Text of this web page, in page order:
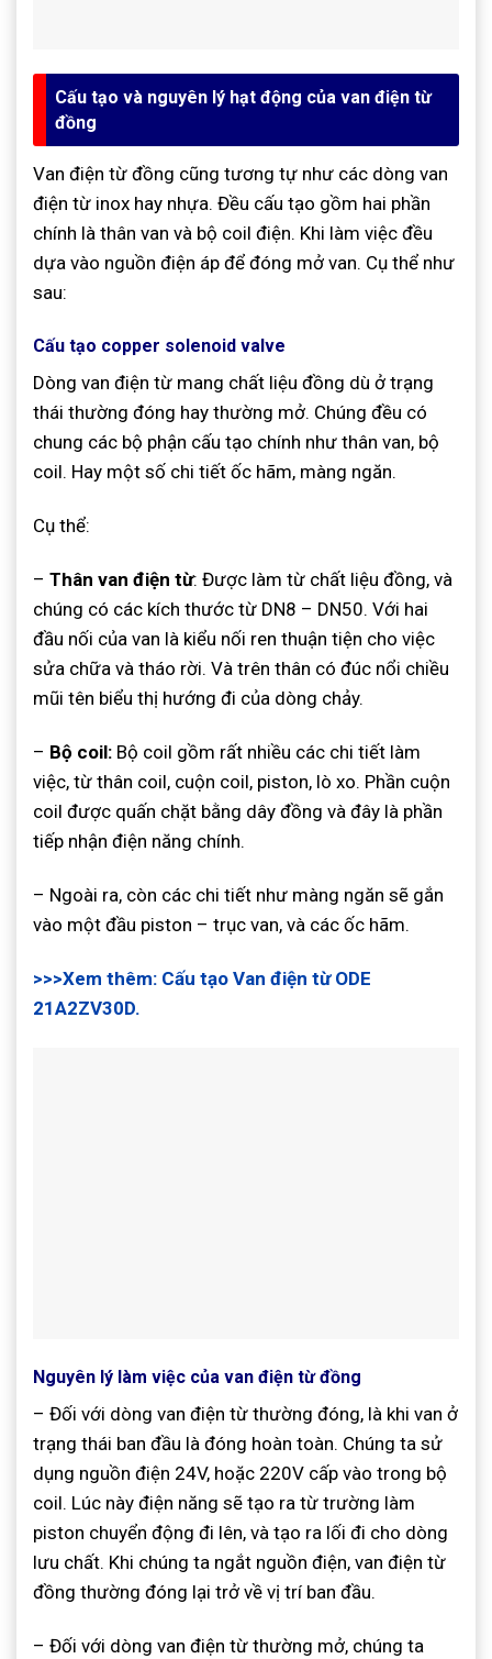
Cấu tạo và nguyên lý hạt động của van điện từ
đồng
Van điện từ đồng cũng tương tự như các dòng van
điện từ inox hay nhựa. Đều cấu tạo gồm hai phần
chính là thân van và bộ coil điện. Khi làm việc đều
dựa vào nguồn điện áp để đóng mở van. Cụ thể như
sau:
Cấu tạo copper solenoid valve
Dòng van điện từ mang chất liệu đồng dù ở trạng
thái thường đóng hay thường mở. Chúng đều có
chung các bộ phận cấu tạo chính như thân van, bộ
coil. Hay một số chi tiết ốc hãm, màng ngăn.
Cụ thể:
– Thân van điện từ: Được làm từ chất liệu đồng, và
chúng có các kích thước từ DN8 – DN50. Với hai
đầu nối của van là kiểu nối ren thuận tiện cho việc
sửa chữa và tháo rời. Và trên thân có đúc nổi chiều
mũi tên biểu thị hướng đi của dòng chảy.
– Bộ coil: Bộ coil gồm rất nhiều các chi tiết làm
việc, từ thân coil, cuộn coil, piston, lò xo. Phần cuộn
coil được quấn chặt bằng dây đồng và đây là phần
tiếp nhận điện năng chính.
– Ngoài ra, còn các chi tiết như màng ngăn sẽ gắn
vào một đầu piston – trục van, và các ốc hãm.
>>>Xem thêm: Cấu tạo Van điện từ ODE
21A2ZV30D.
Nguyên lý làm việc của van điện từ đồng
– Đối với dòng van điện từ thường đóng, là khi van ở
trạng thái ban đầu là đóng hoàn toàn. Chúng ta sử
dụng nguồn điện 24V, hoặc 220V cấp vào trong bộ
coil. Lúc này điện năng sẽ tạo ra từ trường làm
piston chuyển động đi lên, và tạo ra lối đi cho dòng
lưu chất. Khi chúng ta ngắt nguồn điện, van điện từ
đồng thường đóng lại trở về vị trí ban đầu.
– Đối với dòng van điện từ thường mở, chúng ta